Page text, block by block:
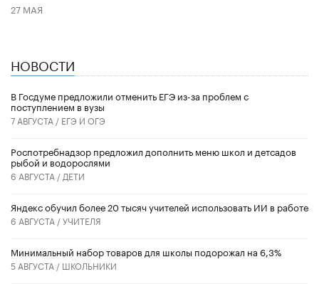
27 МАЯ
НОВОСТИ
В Госдуме предложили отменить ЕГЭ из-за проблем с
поступлением в вузы
7 АВГУСТА / ЕГЭ И ОГЭ
Роспотребнадзор предложил дополнить меню школ и детсадов
рыбой и водорослями
6 АВГУСТА / ДЕТИ
​Яндекс обучил более 20 тысяч учителей использовать ИИ в работе
6 АВГУСТА /УЧИТЕЛЯ
Минимальный набор товаров для школы подорожал на 6,3%
5 АВГУСТА / ШКОЛЬНИКИ